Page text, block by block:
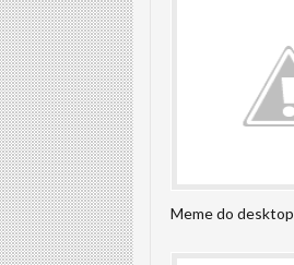
Meme do desktop